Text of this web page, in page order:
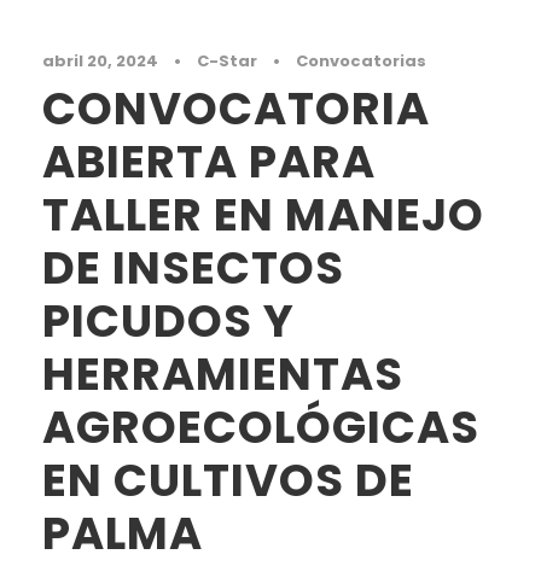
abril 20, 2024 • C-Star • Convocatorias
CONVOCATORIA
ABIERTA PARA
TALLER EN MANEJO
DE INSECTOS
PICUDOS Y
HERRAMIENTAS
AGROECOLÓGICAS
EN CULTIVOS DE
PALMA